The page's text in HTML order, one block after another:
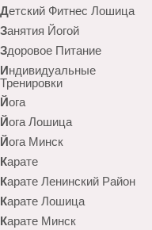
Детский Фитнес Лошица
Занятия Йогой
Здоровое Питание
Индивидуальные
Тренировки
Йога
Йога Лошица
Йога Минск
Карате
Карате Ленинский Район
Карате Лошица
Карате Минск